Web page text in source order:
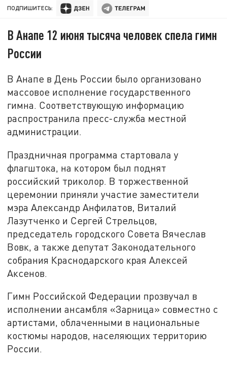
ПОДПИШИТЕСЬ:
В Анапе 12 июня тысяча человек спела гимн
России
В Анапе в День России было организовано
массовое исполнение государственного
гимна. Соответствующую информацию
распространила пресс-служба местной
администрации.
Праздничная программа стартовала у
флагштока, на котором был поднят
российский триколор. В торжественной
церемонии приняли участие заместители
мэра Александр Анфилатов, Виталий
Лазутченко и Сергей Стрельцов,
председатель городского Совета Вячеслав
Вовк, а также депутат Законодательного
собрания Краснодарского края Алексей
Аксенов.
Гимн Российской Федерации прозвучал в
исполнении ансамбля «Зарница» совместно с
артистами, облаченными в национальные
костюмы народов, населяющих территорию
России.